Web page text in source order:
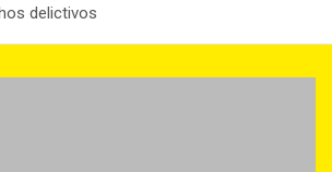
delictivos